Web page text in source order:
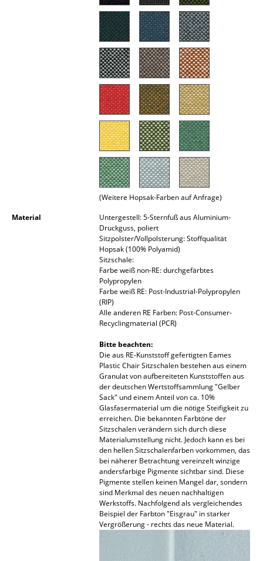
Figuren & Miniaturen
Aufbewahrungsboxen
Kissen
... alle Accessoires
(Weitere Hopsak-Farben auf Anfrage)
Material
Untergestell: 5-Sternfuß aus Aluminium-
Druckguss, poliert
Sitzpolster/Vollpolsterung: Stoffqualität
Hopsak (100% Polyamid)
Sitzschale:
Farbe weiß non-RE: durchgefärbtes
Polypropylen
Farbe weiß RE: Post-Industrial-Polypropylen
(RIP)
Alle anderen RE Farben: Post-Consumer-
Recyclingmaterial (PCR)
Bitte beachten:
Die aus RE-Kunststoff gefertigten Eames
Plastic Chair Sitzschalen bestehen aus einem
Granulat von aufbereiteten Kunststoffen aus
der deutschen Wertstoffsammlung "Gelber
Sack" und einem Anteil von ca. 10%
Glasfasermaterial um die nötige Steifigkeit zu
erreichen. Die bekannten Farbtöne der
Sitzschalen verändern sich durch diese
Materialumstellung nicht. Jedoch kann es bei
den hellen Sitzschalenfarben vorkommen, das
bei näherer Betrachtung vereinzelt winzige
andersfarbige Pigmente sichtbar sind. Diese
Pigmente stellen keinen Mangel dar, sondern
sind Merkmal des neuen nachhaltigen
Werkstoffs. Nachfolgend als vergleichendes
Beispiel der Farbton "Eisgrau" in starker
Vergrößerung - rechts das neue Material.